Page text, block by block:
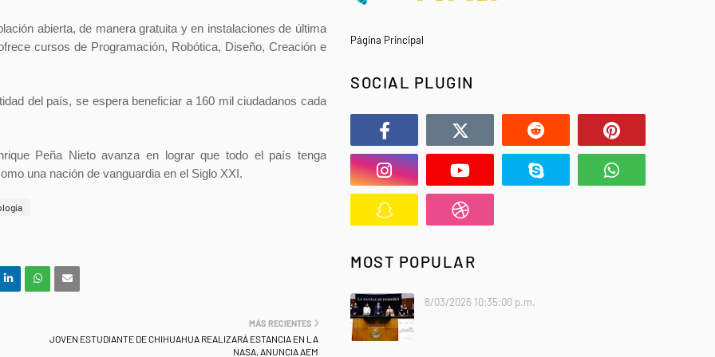
abierta, de manera gratuita y en instalaciones de última
cursos de Programación, Robótica, Diseño, Creación e
del país, se espera beneficiar a 160 mil ciudadanos cada
Peña Nieto avanza en lograr que todo el país tenga
una nación de vanguardia en el Siglo XXI.
MÁS RECIENTES
JOVEN ESTUDIANTE DE CHIHUAHUA REALIZARÁ ESTANCIA EN LA
NASA, ANUNCIA AEM
Página Principal
SOCIAL PLUGIN
MOST POPULAR
8/03/2026 10:35:00 p.m.